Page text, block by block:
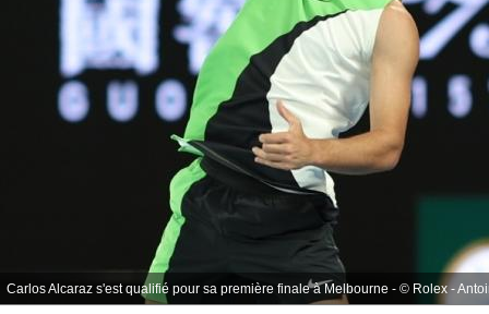
Carlos Alcaraz s'est qualifié pour sa première finale à Melbourne - © Rolex -